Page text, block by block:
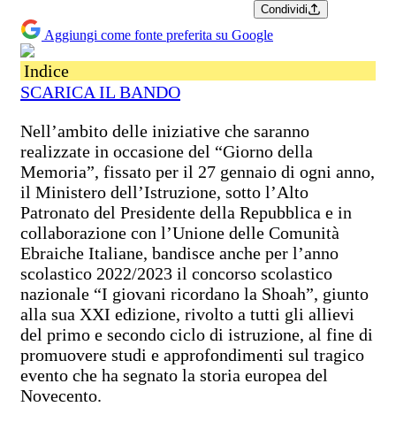
Condividi
Aggiungi come fonte preferita su Google
Indice
SCARICA IL BANDO
Nell’ambito delle iniziative che saranno
realizzate in occasione del “Giorno della
Memoria”, fissato per il 27 gennaio di ogni anno,
il Ministero dell’Istruzione, sotto l’Alto
Patronato del Presidente della Repubblica e in
collaborazione con l’Unione delle Comunità
Ebraiche Italiane, bandisce anche per l’anno
scolastico 2022/2023 il concorso scolastico
nazionale “I giovani ricordano la Shoah”, giunto
alla sua XXI edizione, rivolto a tutti gli allievi
del primo e secondo ciclo di istruzione, al fine di
promuovere studi e approfondimenti sul tragico
evento che ha segnato la storia europea del
Novecento.